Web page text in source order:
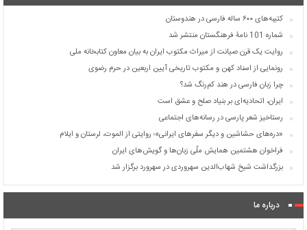
کتیبه‌های ۶۰۰ ساله فارسی در هندوستان
شماره 101 نامۀ فرهنگستان منتشر شد
روایت یک قرن صیانت از میراث مکتوب ایران به بیان معاون کتابخانه ملی
رونمایی از اسناد کهن و مکتوب تاریخی آیین اربعین در حرم رضوی
چرا زبان فارسی در هند کم‌رنگ شد؟
ایران، اتحادیه‌ای بر بنیاد صلح و عشق است
رستاخیز شعر پارسی در رسانه‌های اجتماعی
«دره‌های حشاشین و دیگر سفرهای ایرانی»؛ روایتی از الموت، لرستان و ایلام
فراخوان هشتمین همایش ملّی زبان‌ها و گویش‌های ایران
بزرگداشت شیخ شهاب‌الدین سهروردی در سهرورد برگزار شد
درباره ما